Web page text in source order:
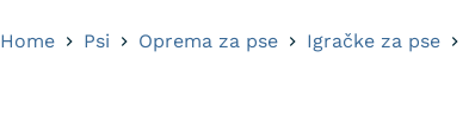
Home Psi Oprema za pse Igračke za pse